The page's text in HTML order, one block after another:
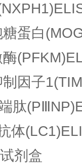
蛋白
因子
肽
体
剂盒